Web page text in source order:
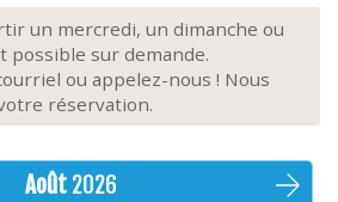
un mercredi, un dimanche ou
possible sur demande.
ou appelez-nous ! Nous
réservation.
Août 2026